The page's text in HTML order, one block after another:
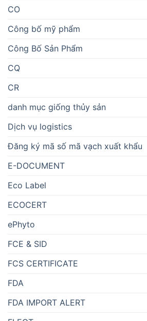
CO
Công bố mỹ phẩm
Công Bố Sản Phẩm
CQ
CR
danh mục giống thủy sản
Dịch vụ logistics
Đăng ký mã số mã vạch xuất khẩu
E-DOCUMENT
Eco Label
ECOCERT
ePhyto
FCE & SID
FCS CERTIFICATE
FDA
FDA IMPORT ALERT